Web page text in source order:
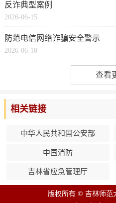
反诈典型案例
2026-06-15
防范电信网络诈骗安全警示
2026-06-10
查看
相关链接
中华人民共和国公安部
中国消防
吉林省应急管理厅
版权所有 © 吉林师范